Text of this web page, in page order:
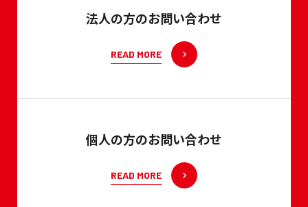
法人の方のお問い合わせ
READ MORE
個人の方のお問い合わせ
READ MORE